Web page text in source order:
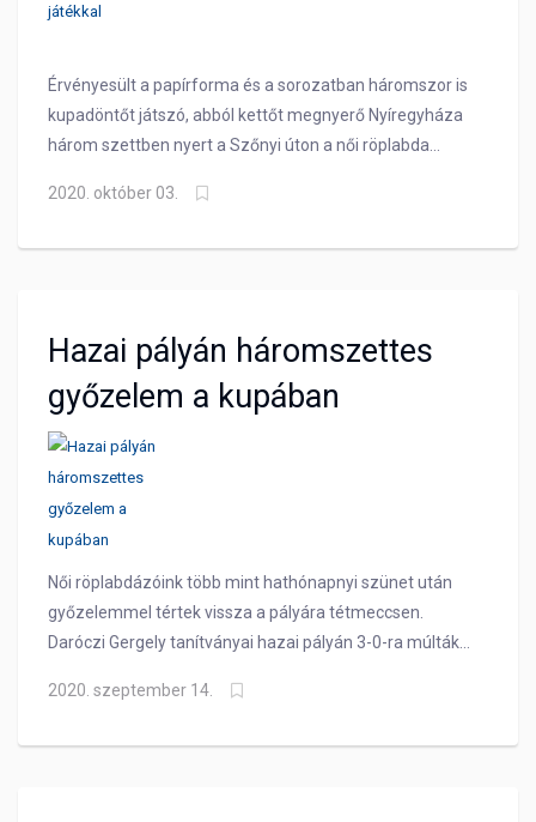
Érvényesült a papírforma és a sorozatban háromszor is
kupadöntőt játszó, abból kettőt megnyerő Nyíregyháza
három szettben nyert a Szőnyi úton a női röplabda
állt erősebb riválisa ellen.
2020. október 03.
Hazai pályán háromszettes
győzelem a kupában
Női röplabdázóink több mint hathónapnyi szünet után
győzelemmel tértek vissza a pályára tétmeccsen.
Daróczi Gergely tanítványai hazai pályán 3-0-ra múlták
2020. szeptember 14.